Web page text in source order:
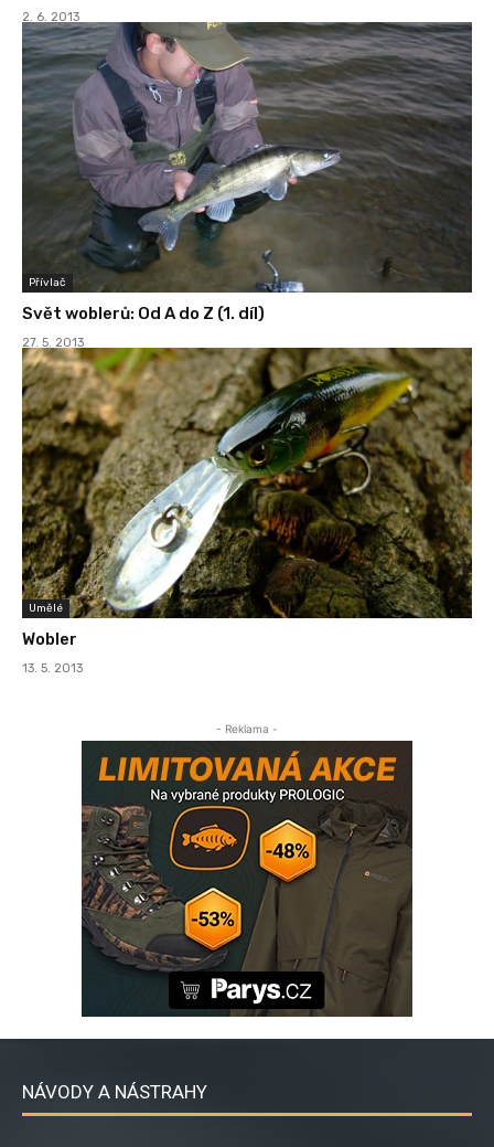
2. 6. 2013
Přívlač
Svět woblerů: Od A do Z (1. díl)
27. 5. 2013
Umělé
Wobler
13. 5. 2013
- Reklama -
NÁVODY A NÁSTRAHY